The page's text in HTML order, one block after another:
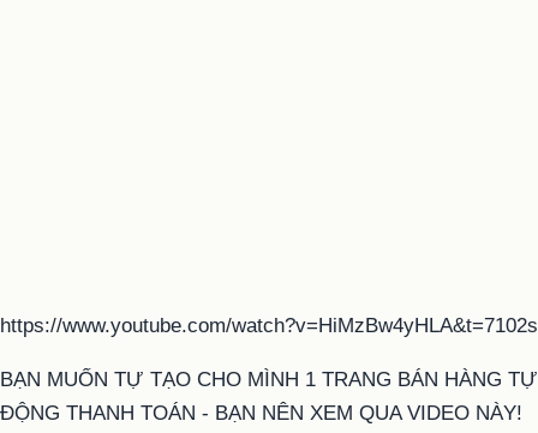
https://www.youtube.com/watch?v=HiMzBw4yHLA&t=7102s
BẠN MUỐN TỰ TẠO CHO MÌNH 1 TRANG BÁN HÀNG TỰ
ĐỘNG THANH TOÁN - BẠN NÊN XEM QUA VIDEO NÀY!